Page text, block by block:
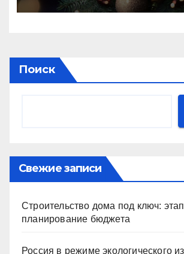
Поиск
Свежие записи
Строительство дома под ключ:
планирование бюджета
Россия в режиме экологического